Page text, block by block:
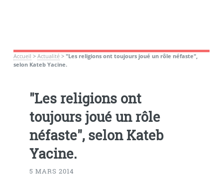
Accueil > Actualité> "Les religions ont toujours joué un rôle néfaste",
selon Kateb Yacine.
"Les religions ont
toujours joué un rôle
néfaste", selon Kateb
Yacine.
5 MARS 2014